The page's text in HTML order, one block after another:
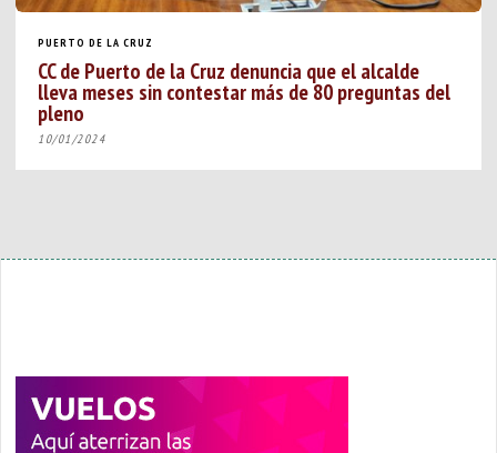
PUERTO DE LA CRUZ
CC de Puerto de la Cruz denuncia que el alcalde
lleva meses sin contestar más de 80 preguntas del
pleno
10/01/2024